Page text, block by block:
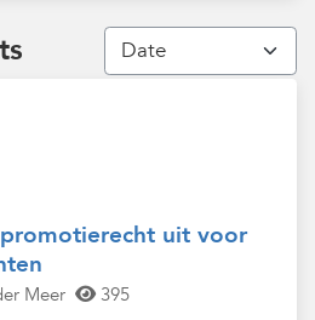
uit voor
Meer 395